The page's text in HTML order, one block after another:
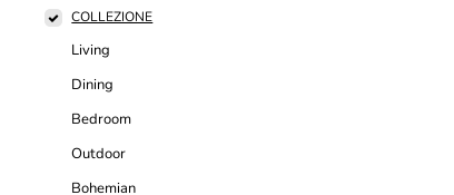
COLLEZIONE
Living
Dining
Bedroom
Outdoor
Bohemian